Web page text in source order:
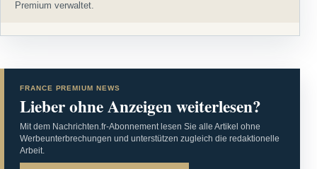
Premium verwaltet.
FRANCE PREMIUM NEWS
Lieber ohne Anzeigen weiterlesen?
Mit dem Nachrichten.fr-Abonnement lesen Sie alle Artikel ohne
Werbeunterbrechungen und unterstützen zugleich die redaktionelle
Arbeit.